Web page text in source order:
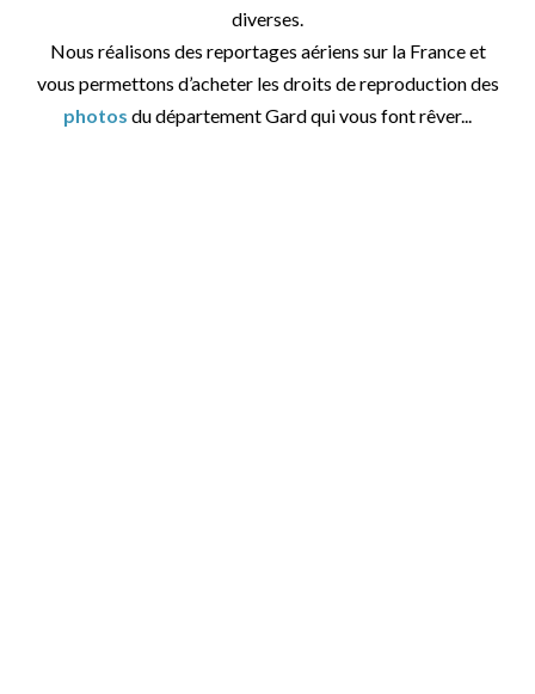
diverses.
Nous réalisons des reportages aériens sur la France et
vous permettons d’acheter les droits de reproduction des
photos du département Gard qui vous font rêver...